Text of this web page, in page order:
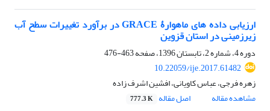
ارزیابی داده ‏های ماهوارۀ GRACE در برآورد تغییرات سطح آب
زیرزمینی در استان قزوین
دوره 4، شماره 2، تابستان 1396، صفحه
463-476
10.22059/ije.2017.61482
زهره فرجی، عباس کاویانی، افشین اشرف زاده
مشاهده مقاله
اصل مقاله 777.3 K